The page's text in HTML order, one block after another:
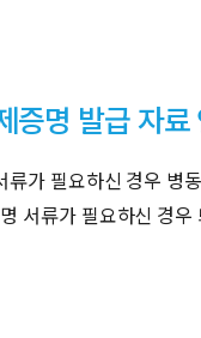
증명 발급 자료
류가 필요하신 경우 병
서류가 필요하신 경